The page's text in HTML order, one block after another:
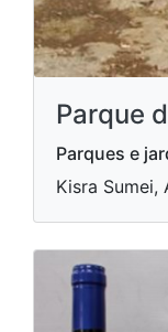
Parque
Parques e
Kisra Sumei,